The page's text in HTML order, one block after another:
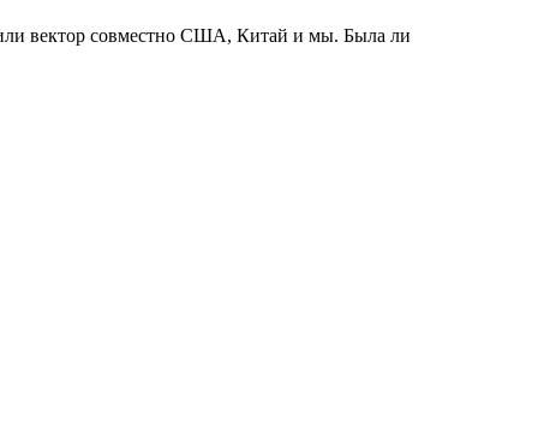
вектор совместно США, Китай и мы. Была ли